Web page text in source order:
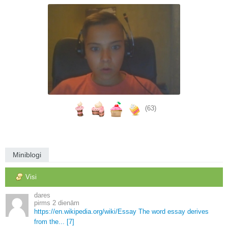
(63)
Miniblogi
Visi
dares
2 dienām
https://en. wikipedia. org/wiki/Essay The word essay derives
from the.
[7]